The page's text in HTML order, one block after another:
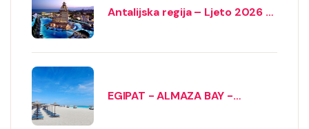
Antalijska regija – Ljeto 2026 -
EGIPAT - ALMAZA BAY -